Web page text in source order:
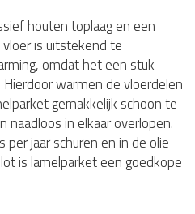
houten toplaag en een
is uitstekend te
omdat het een stuk
warmen de vloerdelen
gemakkelijk schoon te
naadloos in elkaar overlopen.
jaar schuren en in de olie
is lamelparket een goedkope